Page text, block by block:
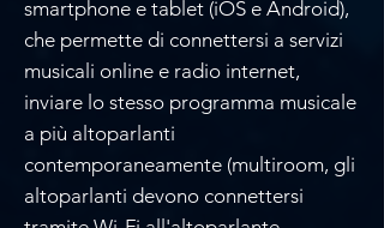
smartphone e tablet (iOS e Android),
che permette di connettersi a servizi
musicali online e radio internet,
inviare lo stesso programma musicale
a più altoparlanti
contemporaneamente (multiroom, gli
altoparlanti devono connettersi